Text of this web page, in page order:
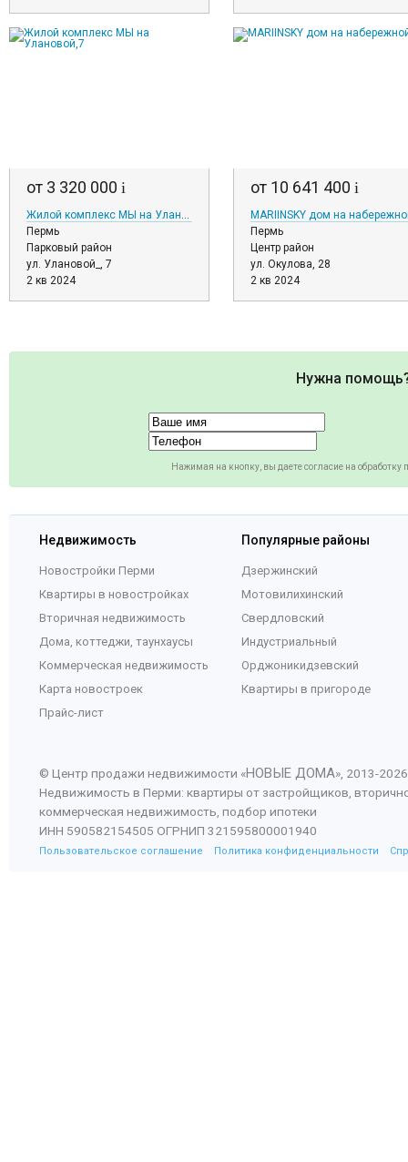
от 3 320 000 i
Жилой комплекс МЫ на Улановой,7
Пермь
Парковый район
ул. Улановой_, 7
2 кв 2024
от 10 641 400 i
MARIINSKY дом на
Пермь
Центр район
ул. Окулова, 28
2 кв 2024
Нужна
Нажимая на кнопку, вы даете согласие на
Недвижимость
Новостройки Перми
Квартиры в новостройках
Вторичная недвижимость
Дома, коттеджи, таунхаусы
Коммерческая недвижимость
Карта новостроек
Прайс-лист
Популярные районы
Дзержинский
Мотовилихинский
Свердловский
Индустриальный
Орджоникидзевский
Квартиры в пригороде
© Центр продажи недвижимости «НОВЫЕ ДОМА», 2013-2026
Недвижимость в Перми: квартиры от застройщиков,
коммерческая недвижимость, подбор ипотеки
ИНН 590582154505 ОГРНИП 321595800001940
Пользовательское соглашение Политика конфиденциальности